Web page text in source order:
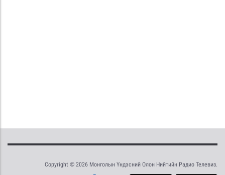
Copyright © 2026 Монголын Үндэсний Олон Нийтийн Радио Телевиз.